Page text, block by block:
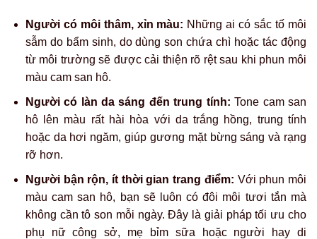
Người có môi thâm, xỉn màu: Những ai có sắc tố môi
sẫm do bẩm sinh, do dùng son chứa chì hoặc tác động
từ môi trường sẽ được cải thiện rõ rệt sau khi phun môi
màu cam san hô.
Người có làn da sáng đến trung tính: Tone cam san
hô lên màu rất hài hòa với da trắng hồng, trung tính
hoặc da hơi ngăm, giúp gương mặt bừng sáng và rạng
rỡ hơn.
Người bận rộn, ít thời gian trang điểm: Với phun môi
màu cam san hô, bạn sẽ luôn có đôi môi tươi tắn mà
không cần tô son mỗi ngày. Đây là giải pháp tối ưu cho
phụ nữ công sở, mẹ bỉm sữa hoặc người hay di